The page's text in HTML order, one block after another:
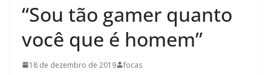
“Sou tão gamer quanto
você que é homem”
18 de dezembro de 2019 focas